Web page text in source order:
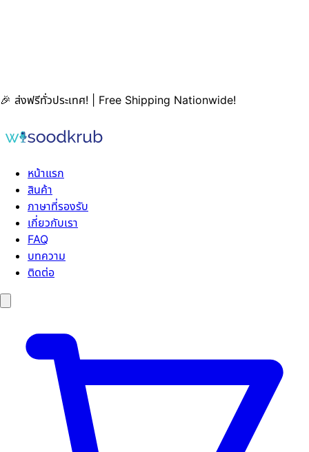
🎉 ส่งฟรีทั่วประเทศ! | Free Shipping Nationwide!
หน้าแรก
สินค้า
ภาษาที่รองรับ
เกี่ยวกับเรา
FAQ
บทความ
ติดต่อ